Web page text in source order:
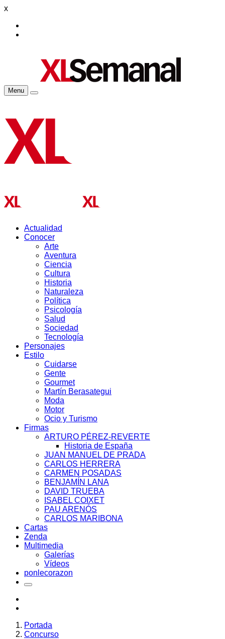
x
Menu
Actualidad
Conocer
Arte
Aventura
Ciencia
Cultura
Historia
Naturaleza
Política
Psicología
Salud
Sociedad
Tecnología
Personajes
Estilo
Cuidarse
Gente
Gourmet
Martín Berasategui
Moda
Motor
Ocio y Turismo
Firmas
ARTURO PÉREZ-REVERTE
Historia de España
JUAN MANUEL DE PRADA
CARLOS HERRERA
CARMEN POSADAS
BENJAMÍN LANA
DAVID TRUEBA
ISABEL COIXET
PAU ARENÓS
CARLOS MARIBONA
Cartas
Zenda
Multimedia
Galerías
Vídeos
ponlecorazon
Portada
Concurso